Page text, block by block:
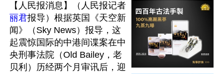
【人民报消息】（人民报记者
丽君报导）根据英国《天空新
闻》（Sky News）报导，这
起震惊国际的中港间谍案在中
央刑事法院（Old Bailey，老
贝利）历经两个月审讯后，迎